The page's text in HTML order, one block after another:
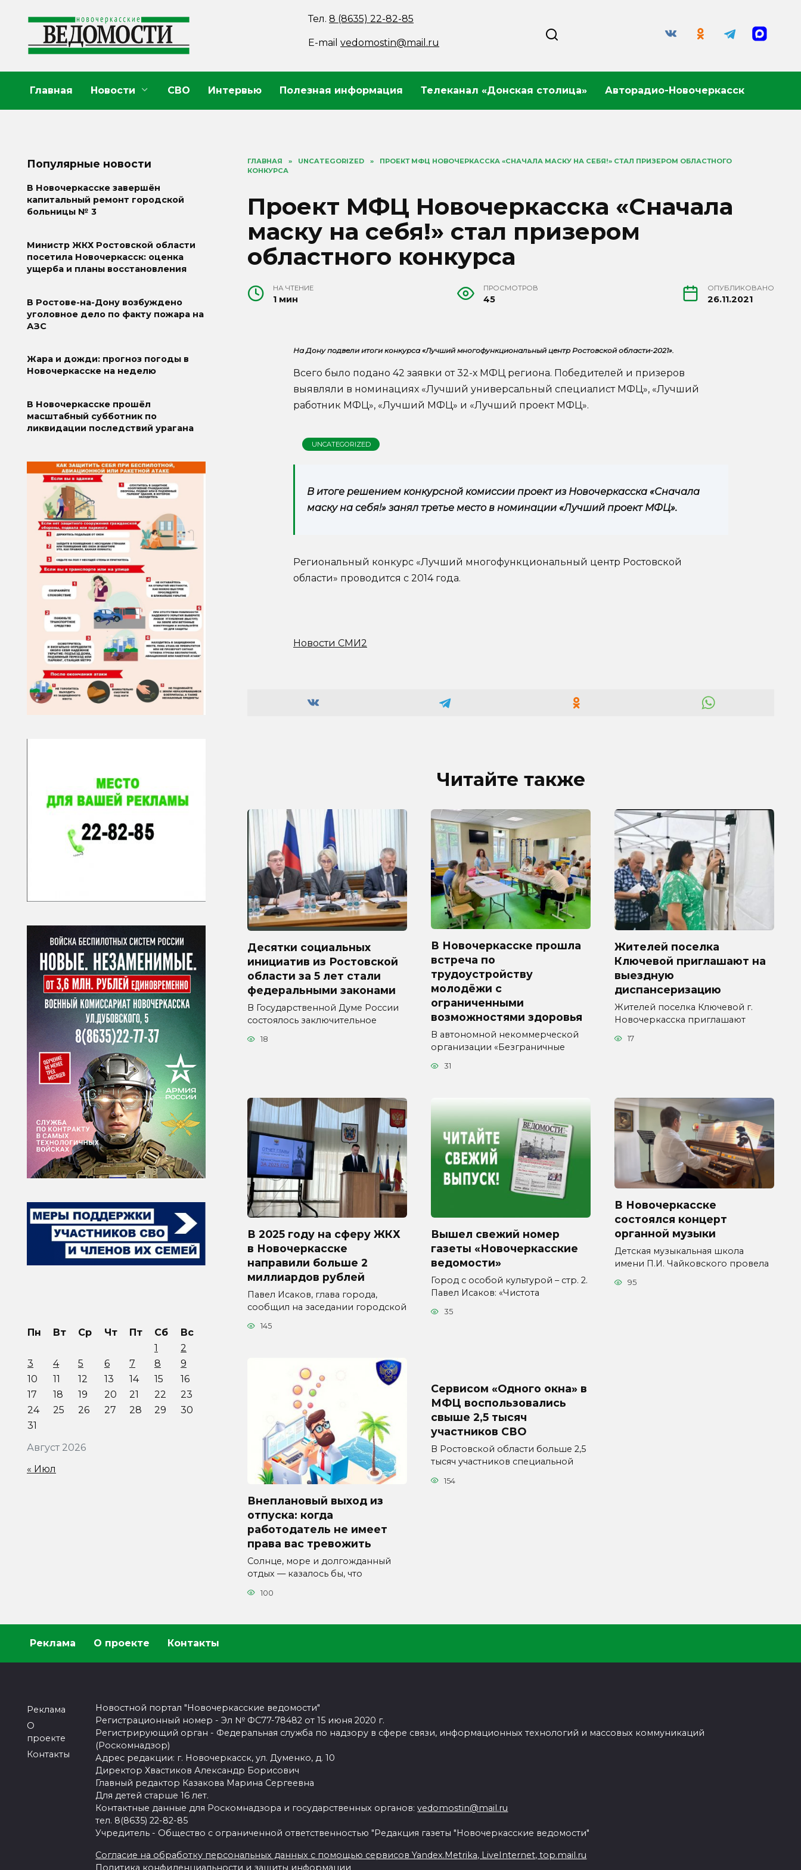
содержанию
Тел.8 (8635) 22-82-85
E-mailvedomostin@mail.ru
Главная Новости СВО Интервью Полезная информация Телеканал «Донская столица» Авторадио-Новочеркасск
ГЛАВНАЯ » UNCATEGORIZED »
ПРОЕКТ МФЦ НОВОЧЕРКАССКА «СНАЧАЛА МАСКУ НА СЕБЯ!» СТАЛ ПРИЗЕРОМ ОБЛАСТНОГО
КОНКУРСА
Проект МФЦ Новочеркасска «Сначала
маску на себя!» стал призером
областного конкурса
НА ЧТЕНИЕ
1 мин
ПРОСМОТРОВ
45
ОПУБЛИКОВАНО
26.11.2021
На Дону подвели итоги конкурса «Лучший многофункциональный центр Ростовской области-2021».
Всего было подано 42 заявки от 32-х МФЦ региона. Победителей и призеров
выявляли в номинациях «Лучший универсальный специалист МФЦ», «Лучший
работник МФЦ», «Лучший МФЦ» и «Лучший проект МФЦ».
UNCATEGORIZED
В итоге решением конкурсной комиссии проект из Новочеркасска «Сначала
маску на себя!» занял третье место в номинации «Лучший проект МФЦ».
Региональный конкурс «Лучший многофункциональный центр Ростовской
области» проводится с 2014 года.
Новости СМИ2
Читайте также
Десятки социальных
инициатив из Ростовской
области за 5 лет стали
федеральными законами
В Государственной Думе России
состоялось заключительное
18
В Новочеркасске прошла
встреча по
трудоустройству
молодёжи с
ограниченными
возможностями здоровья
В автономной некоммерческой
организации «Безграничные
31
Жителей поселка
Ключевой приглашают на
выездную
диспансеризацию
Жителей поселка Ключевой г.
Новочеркасска приглашают
17
В 2025 году на сферу ЖКХ
в Новочеркасске
направили больше 2
миллиардов рублей
Павел Исаков, глава города,
сообщил на заседании городской
145
Вышел свежий номер
газеты «Новочеркасские
ведомости»
Город с особой культурой – стр. 2.
Павел Исаков: «Чистота
35
В Новочеркасске
состоялся концерт
органной музыки
Детская музыкальная школа
имени П.И. Чайковского провела
95
Внеплановый выход из
отпуска: когда
работодатель не имеет
права вас тревожить
Солнце, море и долгожданный
отдых — казалось бы, что
100
Сервисом «Одного окна» в
МФЦ воспользовались
свыше 2,5 тысяч
участников СВО
В Ростовской области больше 2,5
тысяч участников специальной
154
Популярные новости
В Новочеркасске завершён
капитальный ремонт городской
больницы № 3
Министр ЖКХ Ростовской области
посетила Новочеркасск: оценка
ущерба и планы восстановления
В Ростове-на-Дону возбуждено
уголовное дело по факту пожара на
АЗС
Жара и дожди: прогноз погоды в
Новочеркасске на неделю
В Новочеркасске прошёл
масштабный субботник по
ликвидации последствий урагана
Август 2026
Пн Вт Ср Чт Пт Сб
Вс
1
2
3
4 5 6 7 8
9
10
11 12 13 14 15
16
17
18 19 20 21 22
23
24
25 26 27 28 29
30
31
« Июл
Реклама О проекте Контакты
Реклама
О
проекте
Контакты
Новостной портал "Новочеркасские ведомости"
Регистрационный номер - Эл № ФС77-78482 от 15 июня 2020 г.
Регистрирующий орган - Федеральная служба по надзору в сфере связи, информационных технологий и массовых коммуникаций
(Роскомнадзор)
Адрес редакции: г. Новочеркасск, ул. Думенко, д. 10
Директор Хвастиков Александр Борисович
Главный редактор Казакова Марина Сергеевна
Для детей старше 16 лет.
Контактные данные для Роскомнадзора и государственных органов:vedomostin@mail.ru
тел. 8(8635) 22-82-85
Учредитель - Общество с ограниченной ответственностью "Редакция газеты "Новочеркасские ведомости"
Согласие на обработку персональных данных с помощью сервисов Yandex.Metrika, LiveInternet, top.mail.ru